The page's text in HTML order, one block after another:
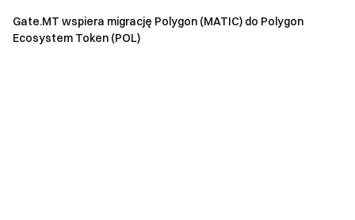
Gate.MT wspiera migrację Polygon (MATIC) do Polygon
Ecosystem Token (POL)